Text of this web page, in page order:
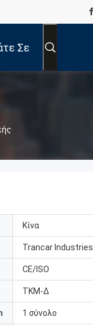
Σε
Κίνα
Trancar Industries
CE/ISO
ΤΚΜ-Δ
1 σύνολο